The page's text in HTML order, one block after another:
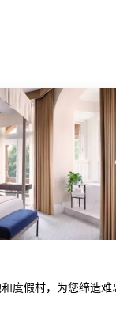
度假村，为您缔造难